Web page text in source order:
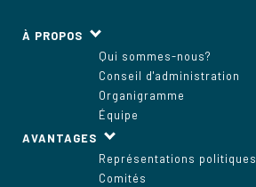
À PROPOS
Qui sommes-nous?
Conseil d'administration
Organigramme
Équipe
AVANTAGES
Représentations politiques
Comités